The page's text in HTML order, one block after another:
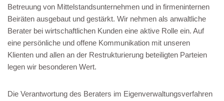
Betreuung von Mittelstandsunternehmen und in firmeninternen
Beiräten ausgebaut und gestärkt. Wir nehmen als anwaltliche
Berater bei wirtschaftlichen Kunden eine aktive Rolle ein. Auf
eine persönliche und offene Kommunikation mit unseren
Klienten und allen an der Restrukturierung beteiligten Parteien
legen wir besonderen Wert.
Die Verantwortung des Beraters im Eigenverwaltungsverfahren